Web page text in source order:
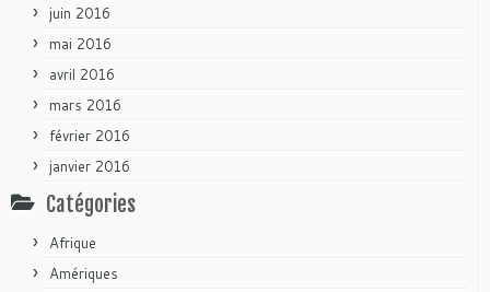
juin 2016
mai 2016
avril 2016
mars 2016
février 2016
janvier 2016
Catégories
Afrique
Amériques